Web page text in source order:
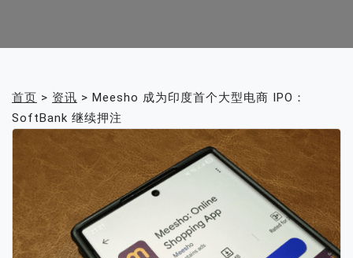
首页 > 资讯 > Meesho 成为印度首个大型电商 IPO：
SoftBank 继续押注